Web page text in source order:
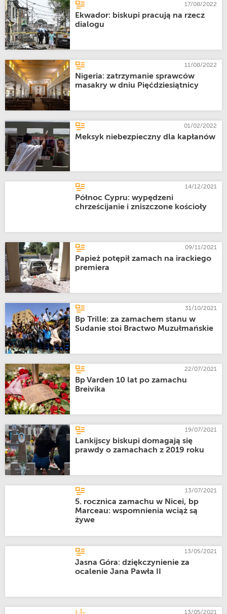
17/08/2022
Ekwador: biskupi pracują na rzecz
dialogu
11/08/2022
Nigeria: zatrzymanie sprawców
masakry w dniu Pięćdziesiątnicy
01/02/2022
Meksyk niebezpieczny dla kapłanów
14/12/2021
Północ Cypru: wypędzeni
chrześcijanie i zniszczone kościoły
09/11/2021
Papież potępił zamach na irackiego
premiera
31/10/2021
Bp Trille: za zamachem stanu w
Sudanie stoi Bractwo Muzułmańskie
22/07/2021
Bp Varden 10 lat po zamachu
Breivika
19/07/2021
Lankijscy biskupi domagają się
prawdy o zamachach z 2019 roku
13/07/2021
5. rocznica zamachu w Nicei, bp
Marceau: wspomnienia wciąż są
żywe
13/05/2021
Jasna Góra: dziękczynienie za
ocalenie Jana Pawła II
13/05/2021